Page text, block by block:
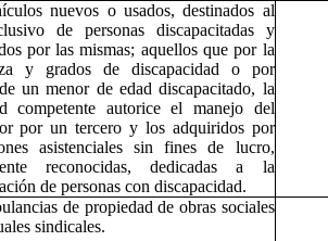
nuevos o usados, destinados al
de personas discapacitadas y
por las mismas; aquellos que por la
y grados de discapacidad o por
un menor de edad discapacitado, la
competente autorice el manejo del
por un tercero y los adquiridos por
asistenciales sin fines de lucro,
reconocidas, dedicadas a la
de personas con discapacidad.
de propiedad de obras sociales
sindicales.